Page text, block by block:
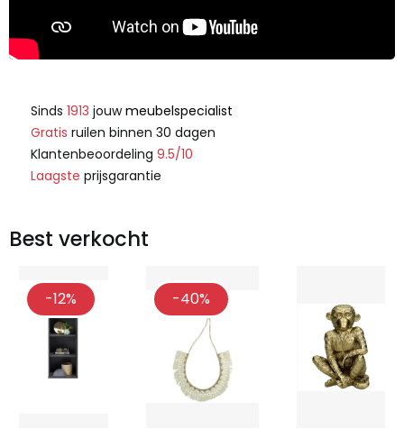
Sinds 1913 jouwmeubelspecialist
Gratis ruilen binnen 30 dagen
Klantenbeoordeling 9.5/10
Laagste prijsgarantie
Best verkocht
-12% -40%